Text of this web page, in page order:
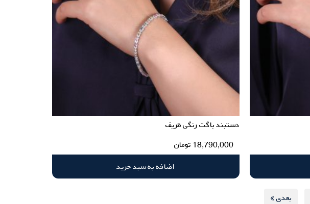
دستبند باگت رنگی ظریف
18,790,000 تومان
اضافه به سبد خرید
بعدی »